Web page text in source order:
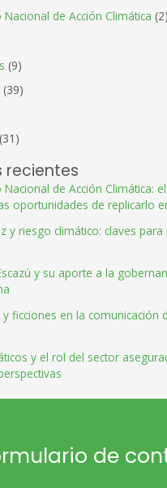
de Acción Climática (2)
(9)
(39)
(31)
recientes
de Acción Climática:
oportunidades de replicarlo
y riesgo climático: claves para
y su aporte a la
ficciones en la comunicación
y el rol del sector
de